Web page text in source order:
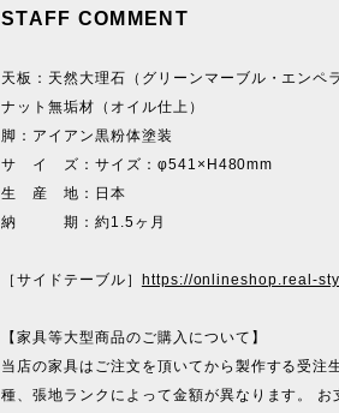
STAFF COMMENT
天板：天然大理石（グリーンマーブル・エンペ
ナット無垢材（オイル仕上）
脚：アイアン黒粉体塗装
サ イ ズ：サイズ：φ541×H480mm
生 産 地：日本
納 期：約1.5ヶ月
［サイドテーブル］ https://onlineshop.real-
【家具等大型商品のご購入について】
当店の家具はご注文を頂いてから製作する受注
種、張地ランクによって金額が異なります。 お